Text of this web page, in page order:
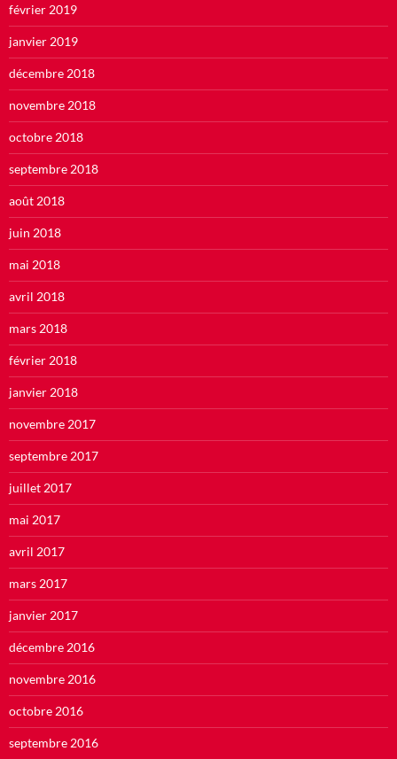
février 2019
janvier 2019
décembre 2018
novembre 2018
octobre 2018
septembre 2018
août 2018
juin 2018
mai 2018
avril 2018
mars 2018
février 2018
janvier 2018
novembre 2017
septembre 2017
juillet 2017
mai 2017
avril 2017
mars 2017
janvier 2017
décembre 2016
novembre 2016
octobre 2016
septembre 2016